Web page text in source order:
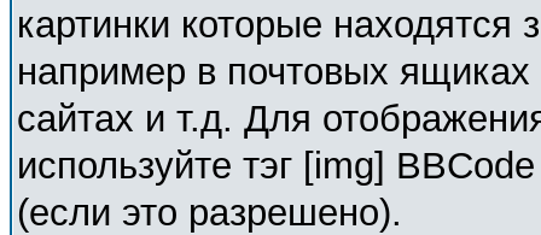
картинки которые
например в почтовых
сайтах и т.д. Для
используйте тэг [img]
(если это разрешено).